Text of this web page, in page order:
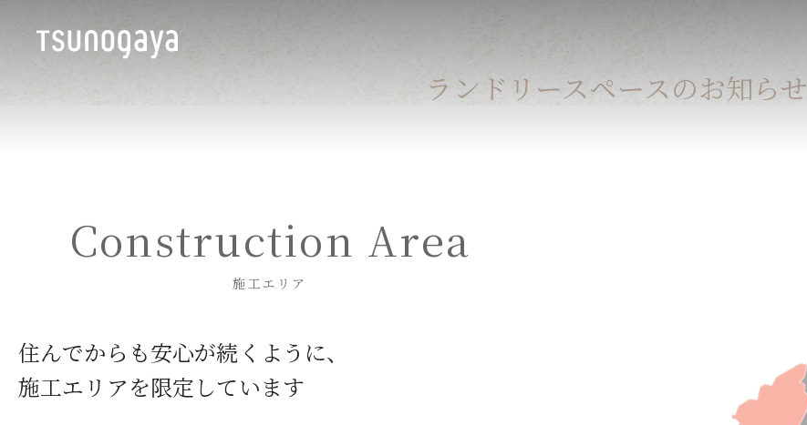
お知らせ
ランドリースペースのお知らせ
Construction Area
施工エリア
住んでからも安心が続くように、
施工エリアを限定しています